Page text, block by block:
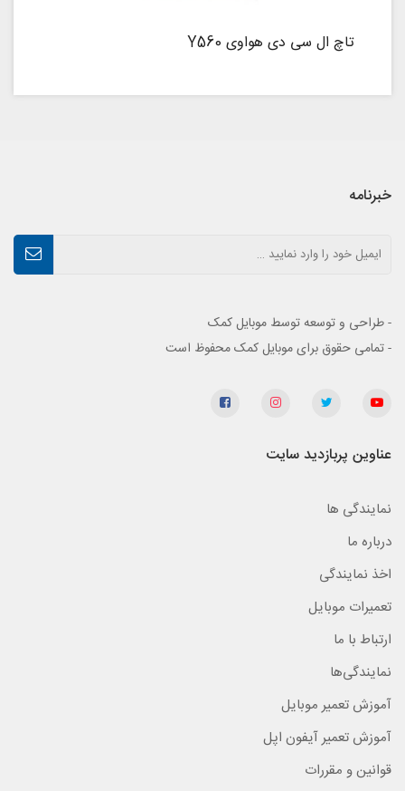
تاچ ال سی دی هواوی Y560
خبرنامه
- طراحی و توسعه توسط موبایل کمک
- تمامی حقوق برای موبایل کمک محفوظ است
عناوین پربازدید سایت
نمایندگی ها
درباره ما
اخذ نمایندگی
تعمیرات موبایل
ارتباط با ما
نمایندگی‌ها
آموزش تعمیر موبایل
آموزش تعمیر آیفون اپل
قوانین و مقررات